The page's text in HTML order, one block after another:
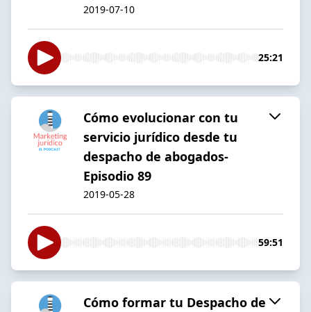
2019-07-10
25:21
Cómo evolucionar con tu
servicio jurídico desde tu
despacho de abogados-
Episodio 89
2019-05-28
59:51
Cómo formar tu Despacho de